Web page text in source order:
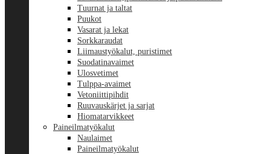
Tuurnat ja taltat
Puukot
Vasarat ja lekat
Sorkkaraudat
Liimaustyökalut, puristimet
Suodatinavaimet
Ulosvetimet
Tulppa-avaimet
Vetoniittipihdit
Ruuvauskärjet ja sarjat
Hiomatarvikkeet
Paineilmatyökalut
Naulaimet
Paineilmatyökalut